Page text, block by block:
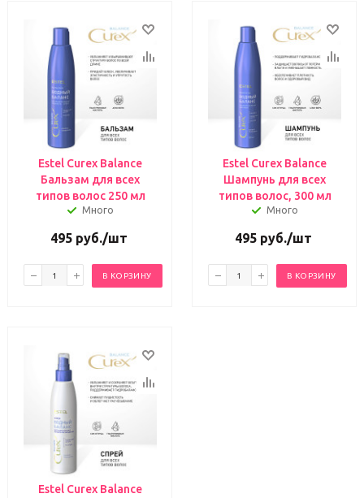
Estel Curex Balance
Бальзам для всех
типов волос 250 мл
Много
495руб./шт
В КОРЗИНУ
Estel Curex Balance
Шампунь для всех
типов волос, 300 мл
Много
495руб./шт
В КОРЗИНУ
Estel Curex Balance